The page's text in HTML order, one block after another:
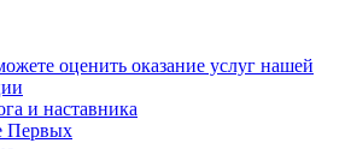
оценить оказание услуг нашей
и наставника
Первых